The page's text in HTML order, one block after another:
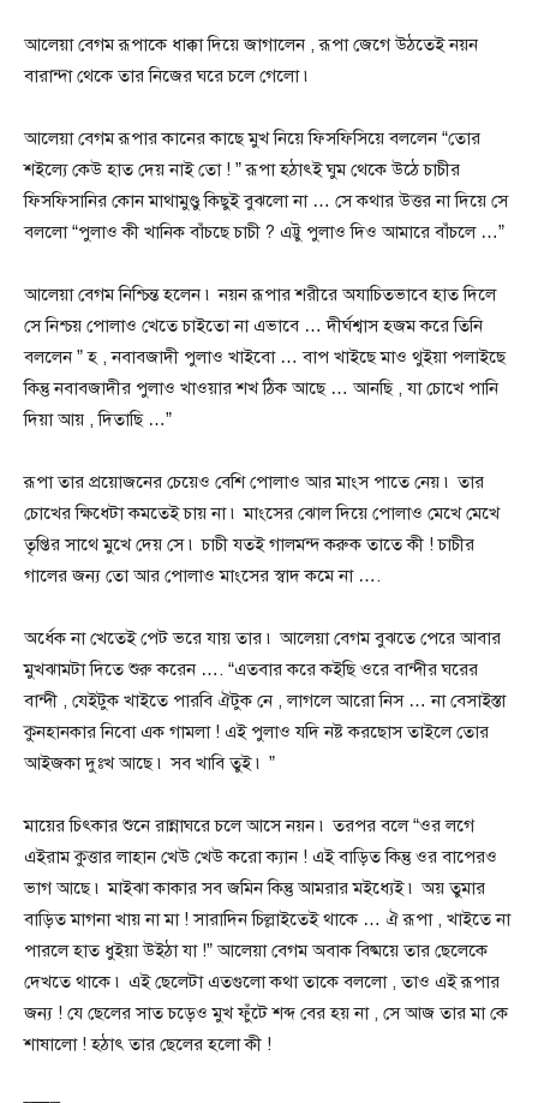
আলেয়া বেগম রূপাকে ধাক্কা দিয়ে জাগালেন , রূপা জেগে উঠতেই নয়ন
বারান্দা থেকে তার নিজের ঘরে চলে গেলো ৷
আলেয়া বেগম রূপার কানের কাছে মুখ নিয়ে ফিসফিসিয়ে বললেন “তোর
শইল্যে কেউ হাত দেয় নাই তো ! ” রূপা হঠাৎই ঘুম থেকে উঠে চাচীর
ফিসফিসানির কোন মাথামুণ্ডু কিছুই বুঝলো না … সে কথার উত্তর না দিয়ে সে
বললো “পুলাও কী খানিক বাঁচছে চাচী ? এট্টু পুলাও দিও আমারে বাঁচলে …”
আলেয়া বেগম নিশ্চিন্ত হলেন ৷ নয়ন রূপার শরীরে অযাচিতভাবে হাত দিলে
সে নিশ্চয় পোলাও খেতে চাইতো না এভাবে … দীর্ঘশ্বাস হজম করে তিনি
বললেন ” হ , নবাবজাদী পুলাও খাইবো … বাপ খাইছে মাও থুইয়া পলাইছে
কিন্তু নবাবজাদীর পুলাও খাওয়ার শখ ঠিক আছে … আনছি , যা চোখে পানি
দিয়া আয় , দিতাছি …”
রূপা তার প্রয়োজনের চেয়েও বেশি পোলাও আর মাংস পাতে নেয় ৷ তার
চোখের ক্ষিধেটা কমতেই চায় না ৷ মাংসের ঝোল দিয়ে পোলাও মেখে মেখে
তৃপ্তির সাথে মুখে দেয় সে ৷ চাচী যতই গালমন্দ করুক তাতে কী ! চাচীর
গালের জন্য তো আর পোলাও মাংসের স্বাদ কমে না ….
অর্ধেক না খেতেই পেট ভরে যায় তার ৷ আলেয়া বেগম বুঝতে পেরে আবার
মুখঝামটা দিতে শুরু করেন …. “এতবার করে কইছি ওরে বান্দীর ঘরের
বান্দী , যেইটুক খাইতে পারবি ঐটুক নে , লাগলে আরো নিস … না বেসাইস্তা
কুনহানকার নিবো এক গামলা ! এই পুলাও যদি নষ্ট করছোস তাইলে তোর
আইজকা দুঃখ আছে ৷ সব খাবি তুই ৷ ”
মায়ের চিৎকার শুনে রান্নাঘরে চলে আসে নয়ন ৷ তরপর বলে “ওর লগে
এইরাম কুত্তার লাহান খেউ খেউ করো ক্যান ! এই বাড়িত কিন্তু ওর বাপেরও
ভাগ আছে ৷ মাইঝা কাকার সব জমিন কিন্তু আমরার মইধ্যেই ৷ অয় তুমার
বাড়িত মাগনা খায় না মা ! সারাদিন চিল্লাইতেই থাকে … ঐ রূপা , খাইতে না
পারলে হাত ধুইয়া উইঠা যা !” আলেয়া বেগম অবাক বিষ্ময়ে তার ছেলেকে
দেখতে থাকে ৷ এই ছেলেটা এতগুলো কথা তাকে বললো , তাও এই রূপার
জন্য ! যে ছেলের সাত চড়েও মুখ ফুঁটে শব্দ বের হয় না , সে আজ তার মা কে
শাষালো ! হঠাৎ তার ছেলের হলো কী !